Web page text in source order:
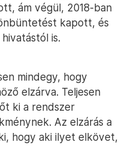
ám végül, 2018-ban
kapott, és
is.
mindegy, hogy
elzárva. Teljesen
ki a rendszer
Az elzárás a
hogy aki ilyet elkövet,